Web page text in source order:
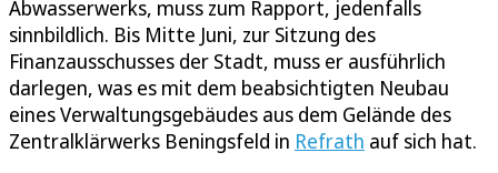
Abwasserwerks, muss zum Rapport, jedenfalls
sinnbildlich. Bis Mitte Juni, zur Sitzung des
Finanzausschusses der Stadt, muss er ausführlich
darlegen, was es mit dem beabsichtigten Neubau
eines Verwaltungsgebäudes aus dem Gelände des
Zentralklärwerks Beningsfeld in Refrath auf sich hat.